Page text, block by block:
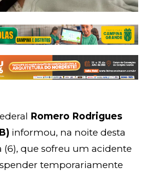
Romero Rodrigues
informou, na noite desta
(6), que sofreu um acidente
temporariamente